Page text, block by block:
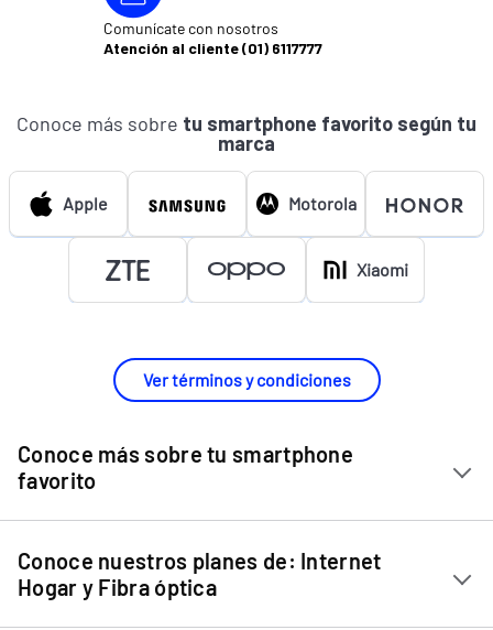
Comunícate con nosotros
Atención al cliente (01) 6117777
Conoce más sobre tu smartphone favorito según tu
marca
Apple Motorola
Xiaomi
Ver términos y condiciones
Conoce más sobre tu smartphone
favorito
Chip Entel
Apple iPhone 11
Apple iPhone 12 Mini
Conoce nuestros planes de: Internet
Hogar y Fibra óptica